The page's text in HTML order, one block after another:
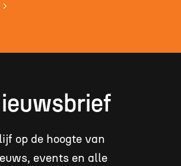
op de hoogte van
events en alle